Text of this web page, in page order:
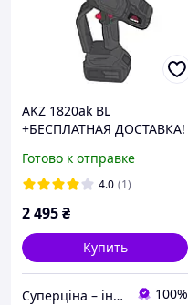
AKZ 1820ak BL
+БЕСПЛАТНАЯ ДОСТАВКА!
аккумуляторная Vitals
Professional (N-серия)
Готово к отправке
4.0 (1)
2 495₴
Купить
Суперціна – інтернет-магазин: supertsena.com.ua 100%